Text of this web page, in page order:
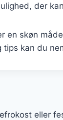
der
en skøn
tips kan du
eller